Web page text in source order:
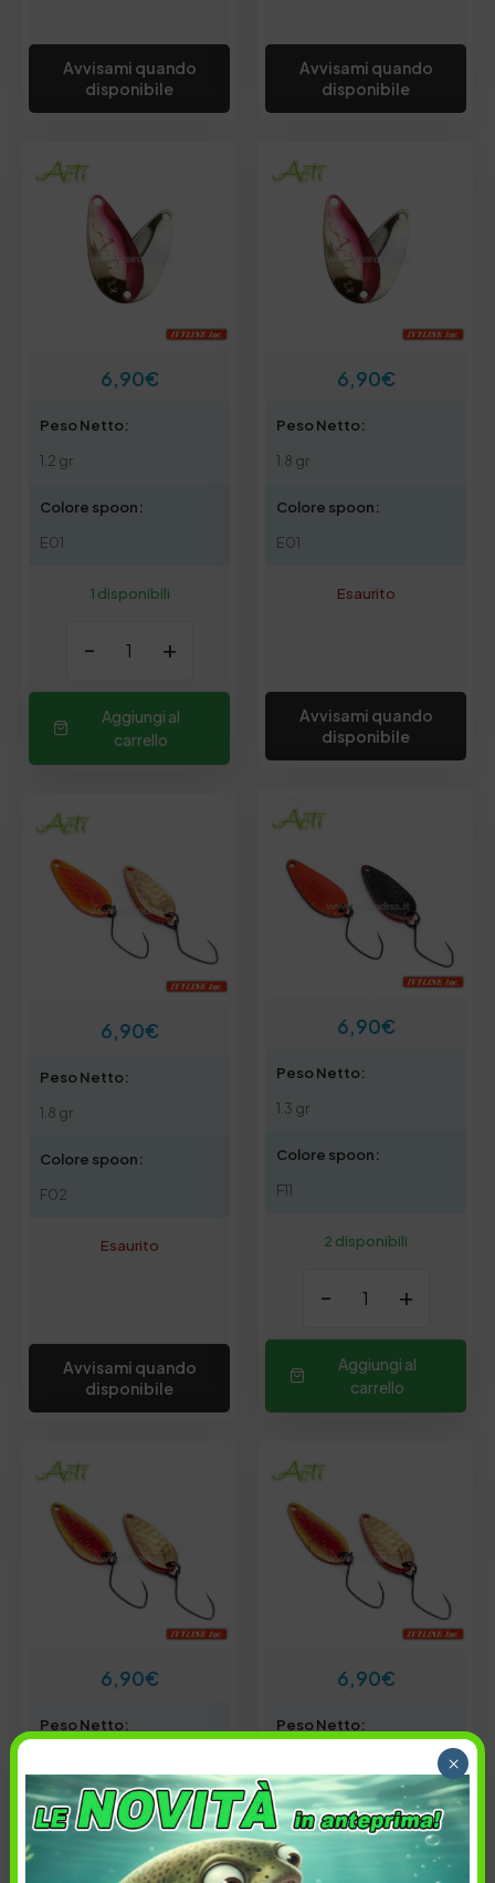
Avvisami quando
disponibile
Avvisami quando
disponibile
6,90€
Peso Netto:
1.2 gr
Colore spoon:
E01
1 disponibili
- +
Aggiungi al
carrello
6,90€
Peso Netto:
1.8 gr
Colore spoon:
E01
Esaurito
Avvisami quando
disponibile
6,90€
Peso Netto:
1.8 gr
Colore spoon:
F02
Esaurito
Avvisami quando
disponibile
6,90€
Peso Netto:
1.3 gr
Colore spoon:
F11
2 disponibili
- +
Aggiungi al
carrello
6,90€
Peso Netto:
Colore spoon:
6,90€
Peso Netto:
Colore spoon:
F01
×